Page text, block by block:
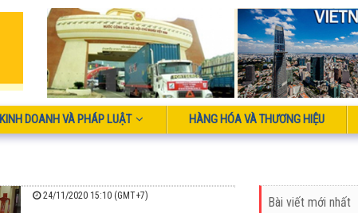
KINH DOANH VÀ PHÁP LUẬT HÀNG HÓA VÀ THƯƠNG HIỆU
24/11/2020 15:10 (GMT+7) Bài viết mới nhất